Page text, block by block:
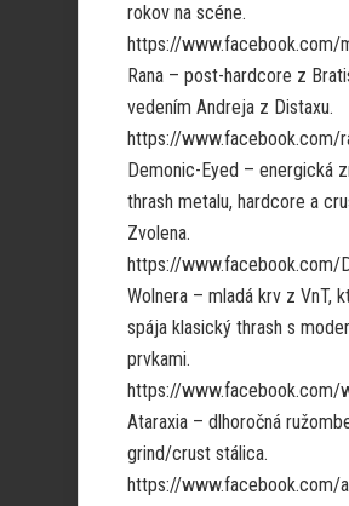
rokov na scéne.
https://www.facebook.com/
Rana – post-hardcore z
vedením Andreja z Distaxu.
https://www.facebook.com/
Demonic-Eyed – energická
thrash metalu, hardcore a
Zvolena.
https://www.facebook.com/
Wolnera – mladá krv z VnT,
spája klasický thrash s
prvkami.
https://www.facebook.com/
Ataraxia – dlhoročná
grind/crust stálica.
https://www.facebook.com/